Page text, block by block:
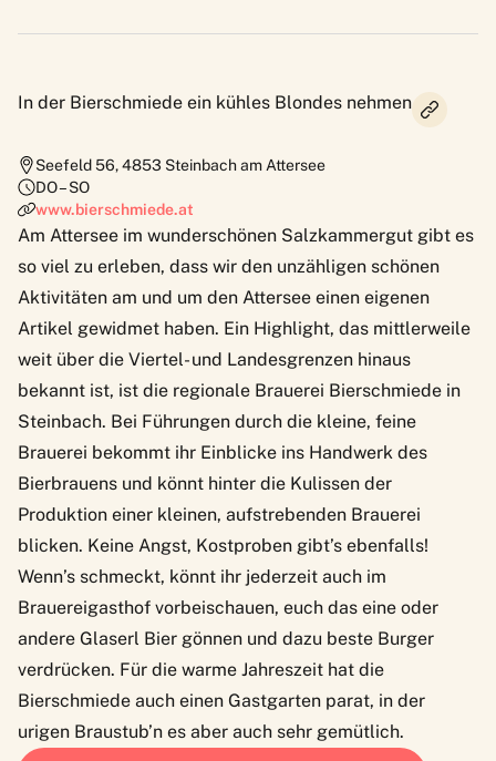
In der Bierschmiede ein kühles Blondes nehmen
Seefeld 56,4853 Steinbach am Attersee
DO – SO
www.bierschmiede.at
Am Attersee im wunderschönen Salzkammergut gibt es
so viel zu erleben, dass wir den unzähligen schönen
Aktivitäten am und um den Attersee einen eigenen
Artikel gewidmet haben. Ein Highlight, das mittlerweile
weit über die Viertel- und Landesgrenzen hinaus
bekannt ist, ist die regionale Brauerei Bierschmiede in
Steinbach. Bei Führungen durch die kleine, feine
Brauerei bekommt ihr Einblicke ins Handwerk des
Bierbrauens und könnt hinter die Kulissen der
Produktion einer kleinen, aufstrebenden Brauerei
blicken. Keine Angst, Kostproben gibt’s ebenfalls!
Wenn’s schmeckt, könnt ihr jederzeit auch im
Brauereigasthof vorbeischauen, euch das eine oder
andere Glaserl Bier gönnen und dazu beste Burger
verdrücken. Für die warme Jahreszeit hat die
Bierschmiede auch einen Gastgarten parat, in der
urigen Braustub’n es aber auch sehr gemütlich.